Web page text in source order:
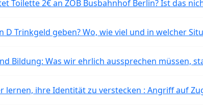
Toilette 2€ an ZOB Busbahnhof Berlin? Ist das
D Trinkgeld geben? Wo, wie viel und in welcher
Bildung: Was wir ehrlich aussprechen müssen,
lernen, ihre Identität zu verstecken : Angriff auf